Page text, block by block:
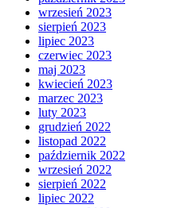
wrzesień 2023
sierpień 2023
lipiec 2023
czerwiec 2023
maj 2023
kwiecień 2023
marzec 2023
luty 2023
grudzień 2022
listopad 2022
październik 2022
wrzesień 2022
sierpień 2022
lipiec 2022